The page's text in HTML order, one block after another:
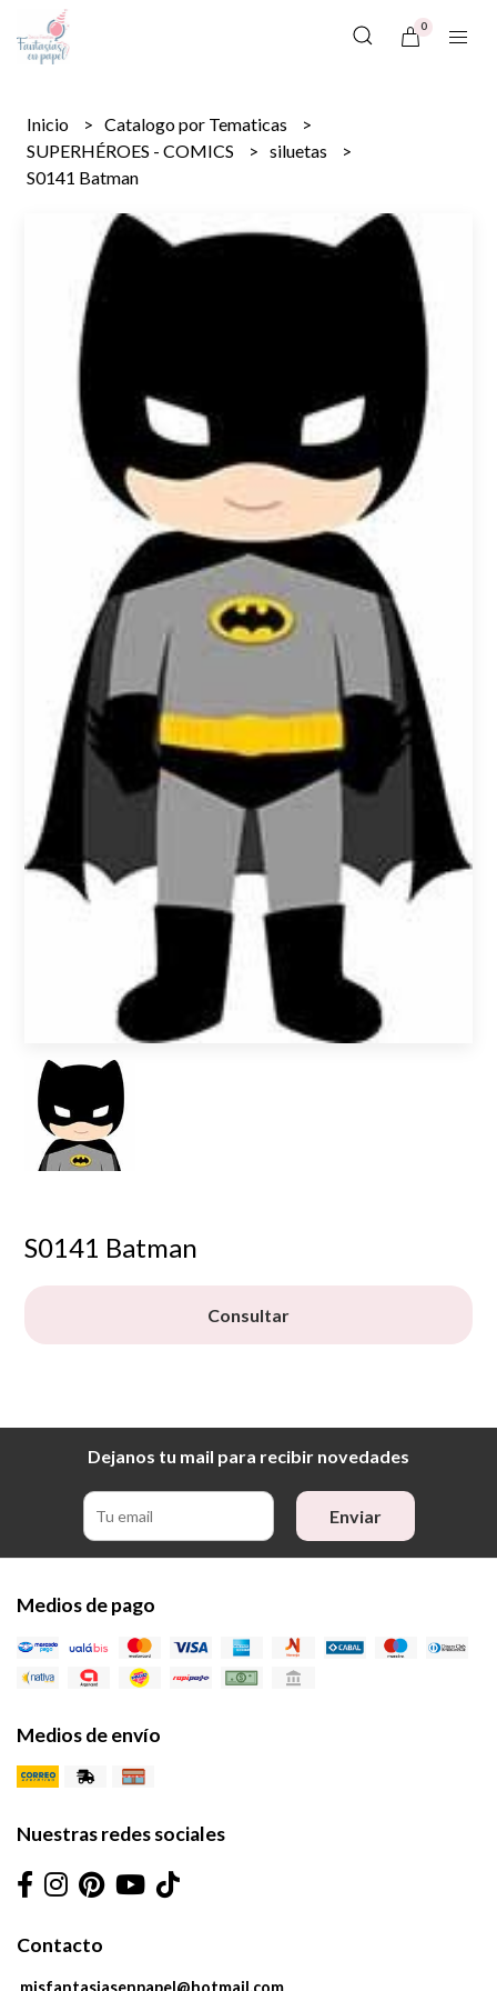
0
Inicio
Catalogo por Tematicas
SUPERHÉROES - COMICS
siluetas
S0141 Batman
S0141 Batman
Consultar
Dejanos tu mail para recibir novedades
Enviar
Medios de pago
Medios de envío
Nuestras redes sociales
Contacto
misfantasiasenpapel@hotmail.com